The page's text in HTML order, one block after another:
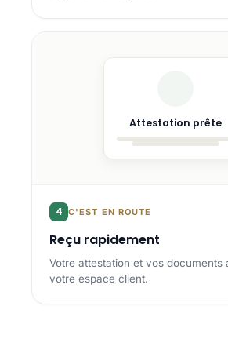
Attestation prête
4 C'EST EN ROUTE
Reçu rapidement
Votre attestation et vos documents
votre espace client.